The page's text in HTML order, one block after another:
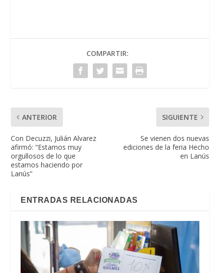
COMPARTIR:
ANTERIOR
Con Decuzzi, Julián Alvarez
afirmó: “Estamos muy
orgullosos de lo que
estamos haciendo por
Lanús”
SIGUIENTE
Se vienen dos nuevas
ediciones de la feria Hecho
en Lanús
ENTRADAS RELACIONADAS